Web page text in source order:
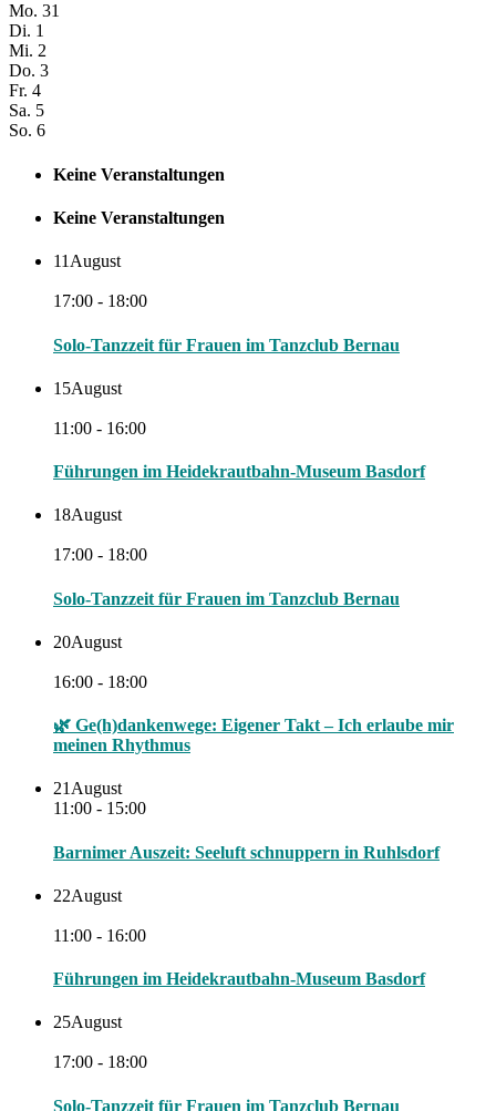
Mo. 31
Di. 1
Mi. 2
Do. 3
Fr. 4
Sa. 5
So. 6
Keine Veranstaltungen
Keine Veranstaltungen
11 August
17:00 - 18:00
Solo-Tanzzeit für Frauen im Tanzclub Bernau
15August
11:00 - 16:00
Führungen im Heidekrautbahn-Museum Basdorf
18August
17:00 - 18:00
Solo-Tanzzeit für Frauen im Tanzclub Bernau
20August
16:00 - 18:00
🌿 Ge(h)dankenwege: Eigener Takt – Ich erlaube mir
meinen Rhythmus
21 August
11:00 - 15:00
Barnimer Auszeit: Seeluft schnuppern in Ruhlsdorf
22August
11:00 - 16:00
Führungen im Heidekrautbahn-Museum Basdorf
25August
17:00 - 18:00
Solo-Tanzzeit für Frauen im Tanzclub Bernau